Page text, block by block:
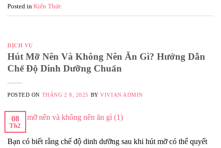
Posted in Kiến Thức
DỊCH VỤ
Hút Mỡ Nên Và Không Nên Ăn Gì? Hướng Dẫn
Chế Độ Dinh Dưỡng Chuẩn
POSTED ON THÁNG 2 8, 2025 BYVIVIAN ADMIN
08
Th2
Bạn có biết rằng chế độ dinh dưỡng sau khi hút mỡ có thể quyết